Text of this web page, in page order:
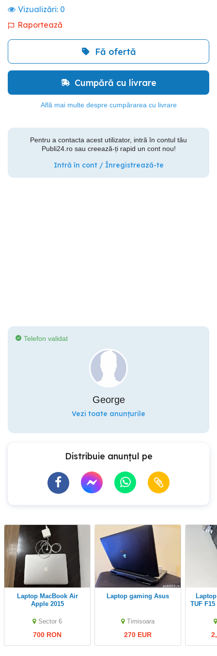
Vizualizări: 0
Raportează
Fă ofertă
Cumpără cu livrare
Află mai multe despre cumpărarea cu livrare
Pentru a contacta acest utilizator, intră în contul tău
Publi24.ro sau creează-ți rapid un cont nou!
Intră în cont / Înregistrează-te
Telefon validat
George
Vezi toate anunțurile
Distribuie anunțul pe
Laptop MacBook Air
Apple 2015
Sector 6
700 RON
Laptop gaming Asus
Timisoara
270 EUR
Laptop Gaming ASUS
TUF F15
la